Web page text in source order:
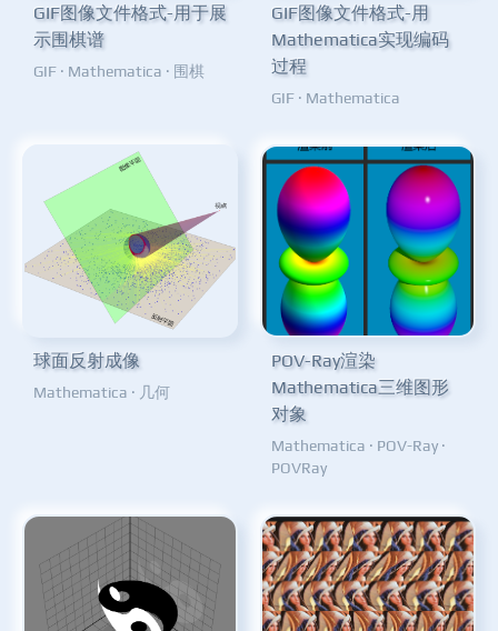
GIF图像文件格式-用于展
示围棋谱
GIF · Mathematica · 围棋
GIF图像文件格式-用
Mathematica实现编码
过程
GIF · Mathematica
球面反射成像
Mathematica · 几何
POV-Ray渲染
Mathematica三维图形
对象
Mathematica · POV-Ray ·
POVRay